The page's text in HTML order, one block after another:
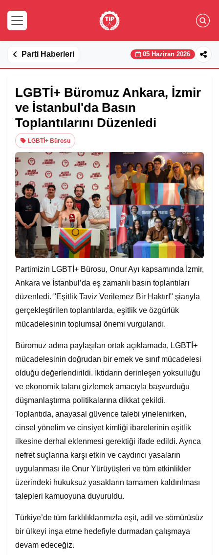
Parti Haberleri 05 Haziran 2026
LGBTİ+ Büromuz Ankara, İzmir
ve İstanbul'da Basın
Toplantılarını Düzenledi
LGBTİ+ Bürosu
Partimizin LGBTİ+ Bürosu, Onur Ayı kapsamında İzmir,
Ankara ve İstanbul’da eş zamanlı basın toplantıları
düzenledi. "Eşitlik Taviz Verilemez Bir Haktır!" şiarıyla
gerçekleştirilen toplantılarda, eşitlik ve özgürlük
mücadelesinin toplumsal önemi vurgulandı.
Büromuz adına paylaşılan ortak açıklamada, LGBTİ+
mücadelesinin doğrudan bir emek ve sınıf mücadelesi
olduğu değerlendirildi. İktidarın derinleşen yoksulluğu
ve ekonomik talanı gizlemek amacıyla başvurduğu
düşmanlaştırma politikalarına dikkat çekildi.
Toplantıda, anayasal güvence talebi yinelenirken,
cinsel yönelim ve cinsiyet kimliği ibarelerinin eşitlik
ilkesine derhal eklenmesi gerektiği ifade edildi. Ayrıca
nefret suçlarına karşı etkin ve caydırıcı yasaların
uygulanması ile Onur Yürüyüşleri ve tüm etkinlikler
üzerindeki hukuksuz yasakların tamamen kaldırılması
talepleri kamuoyuna duyuruldu.
Türkiye’de tüm farklılıklarımızla eşit, adil ve sömürüsüz
bir ülkeyi inşa etme hedefiyle durmadan çalışmaya
devam edeceğiz.